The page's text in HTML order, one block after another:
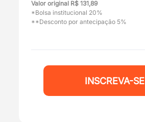
Valor original R$ 131,89
*Bolsa institucional 20%
**Desconto por antecipação 5%
INSCREVA-SE